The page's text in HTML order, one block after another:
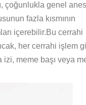
çoğunlukla genel
fazla kısmının
içerebilir.Bu cerrahi
her cerrahi işlem
meme başı veya